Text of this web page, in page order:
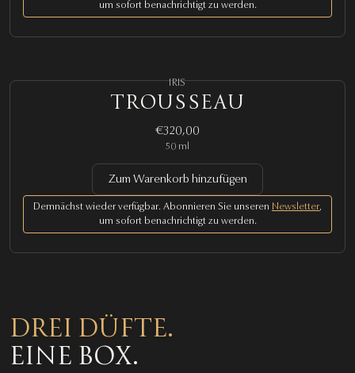
um sofort benachrichtigt zu werden.
IRIS
TROUSSEAU
€320,00
50 ml
Zum Warenkorb hinzufügen
Demnächst wieder verfügbar. Abonnieren Sie unseren Newsletter,
um sofort benachrichtigt zu werden.
DREI DÜFTE.
EINE BOX.